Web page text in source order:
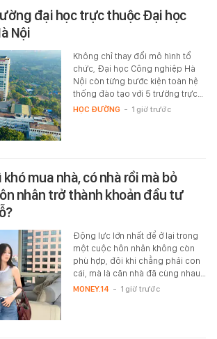
đại học trực thuộc Đại học
Nội
Không chỉ thay đổi mô hình tổ
chức, Đại học Công nghiệp Hà
Nội còn từng bước kiện toàn hệ
thống đào tạo với 5 trường trực…
HỌC ĐƯỜNG - 1 giờ trước
mua nhà, có nhà rồi mà bỏ
nhân trở thành khoản đầu tư
Động lực lớn nhất để ở lại trong
một cuộc hôn nhân không còn
phù hợp, đôi khi chẳng phải con
cái, mà là căn nhà đã cùng nhau…
MONEY.14 - 1 giờ trước